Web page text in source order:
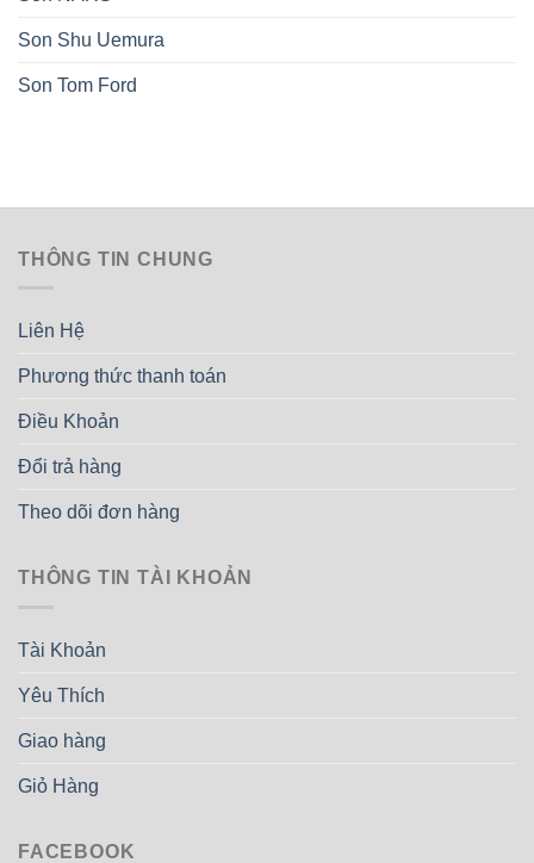
Son Shu Uemura
Son Tom Ford
THÔNG TIN CHUNG
Liên Hệ
Phương thức thanh toán
Điều Khoản
Đổi trả hàng
Theo dõi đơn hàng
THÔNG TIN TÀI KHOẢN
Tài Khoản
Yêu Thích
Giao hàng
Giỏ Hàng
FACEBOOK